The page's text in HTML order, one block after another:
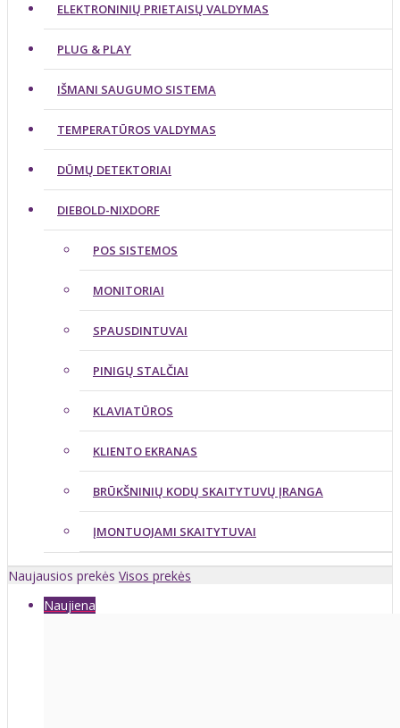
ELEKTRONINIŲ PRIETAISŲ VALDYMAS
PLUG & PLAY
IŠMANI SAUGUMO SISTEMA
TEMPERATŪROS VALDYMAS
DŪMŲ DETEKTORIAI
DIEBOLD-NIXDORF
POS SISTEMOS
MONITORIAI
SPAUSDINTUVAI
PINIGŲ STALČIAI
KLAVIATŪROS
KLIENTO EKRANAS
BRŪKŠNINIŲ KODŲ SKAITYTUVŲ ĮRANGA
ĮMONTUOJAMI SKAITYTUVAI
Naujausios prekės Visos prekės
Naujiena